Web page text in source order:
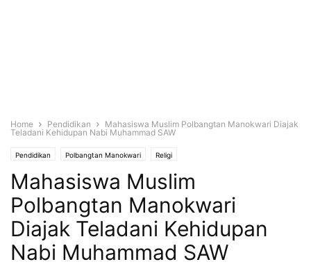
Home Pendidikan
Mahasiswa Muslim Polbangtan Manokwari Diajak
Teladani Kehidupan Nabi Muhammad SAW
Pendidikan Polbangtan Manokwari Religi
Mahasiswa Muslim
Polbangtan Manokwari
Diajak Teladani Kehidupan
Nabi Muhammad SAW